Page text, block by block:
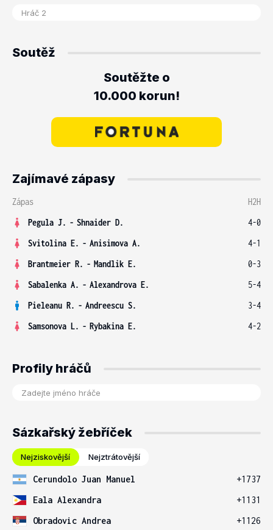
Soutěž
Soutěžte o
10.000 korun!
Zajímavé zápasy
Zápas
H2H
Pegula J. - Shnaider D.
4-0
Svitolina E. - Anisimova A.
4-1
Brantmeier R. - Mandlik E.
0-3
Sabalenka A. - Alexandrova E.
5-4
Pieleanu R. - Andreescu S.
3-4
Samsonova L. - Rybakina E. 4-2
Profily hráčů
Sázkařský žebříček
Nejziskovější Nejztrátovější
Cerundolo Juan Manuel
+1737
Eala Alexandra
+1131
Obradovic Andrea
+1126